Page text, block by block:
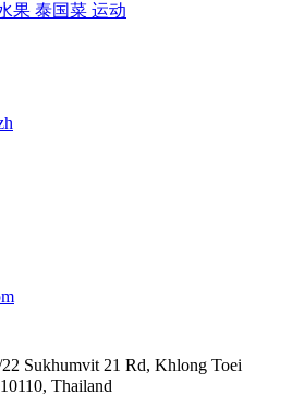
果 泰国菜 运动
Sukhumvit 21 Rd, Khlong Toei
Thailand